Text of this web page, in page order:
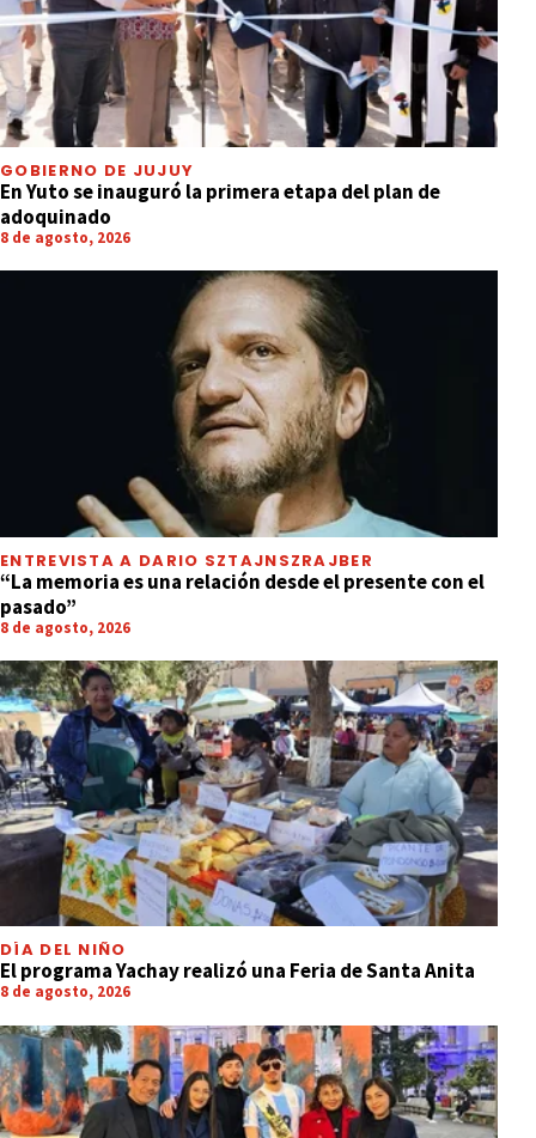
GOBIERNO DE JUJUY
En Yuto se inauguró la primera etapa del plan de
adoquinado
8 de agosto, 2026
ENTREVISTA A DARIO SZTAJNSZRAJBER
“La memoria es una relación desde el presente con el
pasado”
8 de agosto, 2026
DÍA DEL NIÑO
El programa Yachay realizó una Feria de Santa Anita
8 de agosto, 2026